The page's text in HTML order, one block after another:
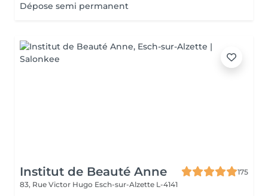
Dépose semi permanent
Institut de Beauté Anne
175
83, Rue Victor Hugo Esch-sur-Alzette L-4141